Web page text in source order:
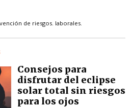
de riesgos. laborales.
Consejos para
disfrutar del eclipse
solar total sin riesgos
para los ojos